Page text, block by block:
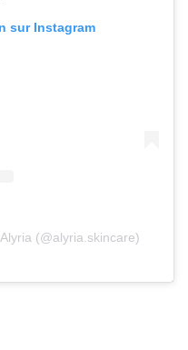
sur Instagram
(@alyria.skincare)